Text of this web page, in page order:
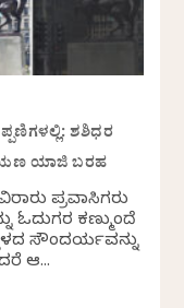
ಶಶಿಧರ
ಯಾಜಿ ಬರಹ
ಪ್ರವಾಸಿಗರು
ಓದುಗರ ಕಣ್ಮುಂದೆ
ಸೌಂದರ್ಯವನ್ನು
ಆ...